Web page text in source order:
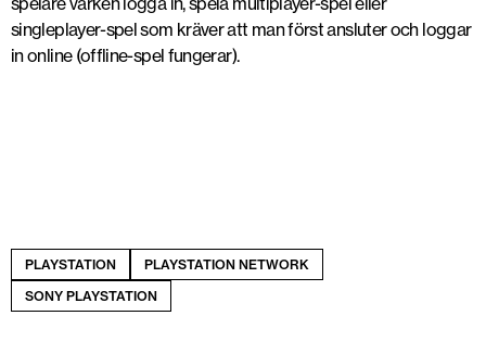
singleplayer-spel som kräver att man först ansluter och loggar
in online (offline-spel fungerar).
PLAYSTATION
PLAYSTATION NETWORK
SONY PLAYSTATION